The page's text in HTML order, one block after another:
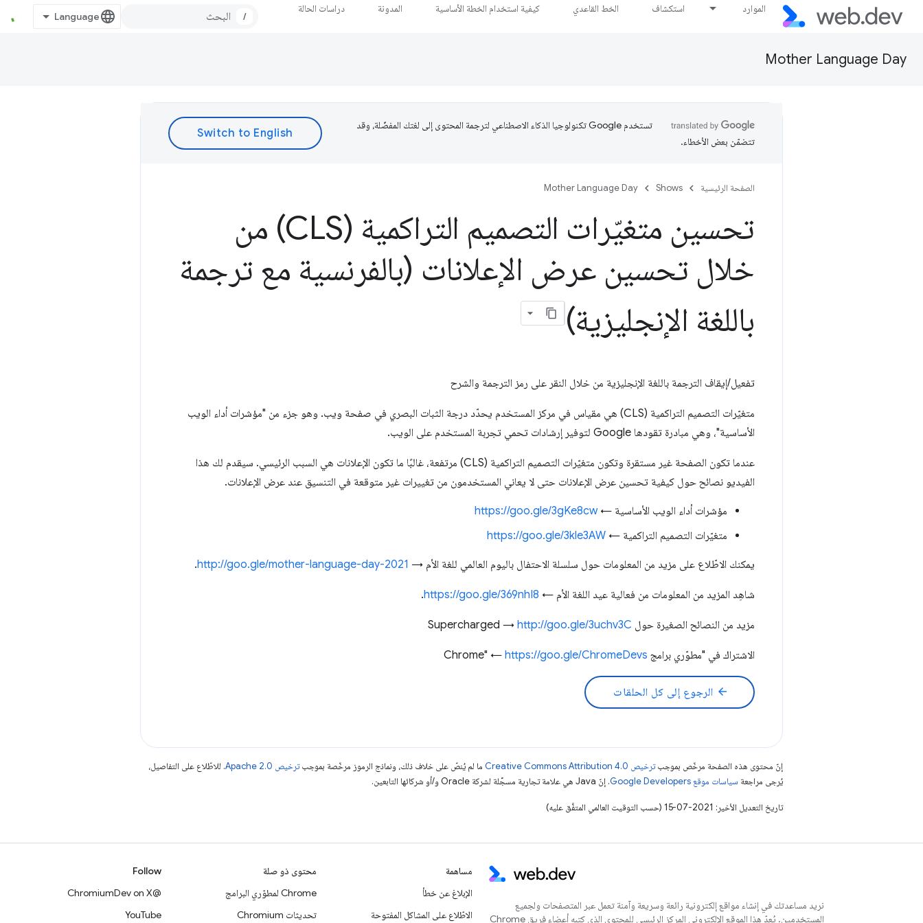
الموارد استكشاف الخط القاعدي كيفية استخدام الخطة الأساسية المدونة دراسات الحالة
/
Mother Language Day
تستخدم Google تكنولوجيا الذكاء الاصطناعي لترجمة المحتوى إلى لغتك المفضّلة، وقد
تتضمّن بعض الأخطاء.
الصفحة الرئيسية Shows
Mother Language Day
تحسين متغيّرات التصميم التراكمية (CLS) من
خلال تحسين عرض الإعلانات (بالفرنسية مع ترجمة
باللغة الإنجليزية)
تفعيل/إيقاف الترجمة باللغة الإنجليزية من خلال النقر على رمز الترجمة والشرح
متغيّرات التصميم التراكمية (CLS) هي مقياس في مركز المستخدم يحدّد درجة الثبات البصري في صفحة ويب. وهو جزء من "مؤشرات أداء الويب
الأساسية"، وهي مبادرة تقودها Google لتوفير إرشادات تحمي تجربة المستخدم على الويب.
عندما تكون الصفحة غير مستقرة وتكون متغيّرات التصميم التراكمية (CLS) مرتفعة، غالبًا ما تكون الإعلانات هي السبب الرئيسي. سيقدم لك هذا
الفيديو نصائح حول كيفية تحسين عرض الإعلانات حتى لا يعاني المستخدمون من تغييرات غير متوقعة في التنسيق عند عرض الإعلانات.
مؤشرات أداء الويب الأساسية ←https://goo.gle/3gKe8cw
متغيّرات التصميم التراكمية ← https://goo.gle/3kle3AW
يمكنك الاطّلاع على مزيد من المعلومات حول سلسلة الاحتفال باليوم العالمي للغة الأم → http://goo.gle/mother-language-day-2021
.
شاهِد المزيد من المعلومات من فعالية عيد اللغة الأم ← https://goo.gle/369nhI8
.
مزيد من النصائح الصغيرة حول Supercharged → http://goo.gle/3uchv3C
الاشتراك في "مطوّري برامج Chrome" ← https://goo.gle/ChromeDevs
arrow_back الرجوع إلى كل الحلقات
إنّ محتوى هذه الصفحة مرخّص بموجبترخيص Creative Commons Attribution 4.0‏ ما لم يُنصّ على خلاف ذلك، ونماذج الرموز مرخّصة بموجبترخيص Apache 2.0‏
. للاطّلاع على التفاصيل،
يُرجى مراجعة سياسات موقع Google Developers‏ . إنّ Java هي علامة تجارية مسجَّلة لشركة Oracle و/أو شركائها التابعين.
تاريخ التعديل الأخير: 2021-07-15 (حسب التوقيت العالمي المتفَّق عليه)
نريد مساعدتك في إنشاء مواقع إلكترونية رائعة وسريعة وآمنة تعمل عبر المتصفحات ولجميع
المستخدمين. يُعدّ هذا الموقع الإلكتروني المركز الرئيسي للمحتوى الذي كتبه أعضاء فريق Chrome
مساهمة
الإبلاغ عن خطأ
الاطّلاع على المشاكل المفتوحة
محتوى ذو صلة
Chrome لمطوّري البرامج
تحديثات Chromium
Follow
@ChromiumDev on X
YouTube